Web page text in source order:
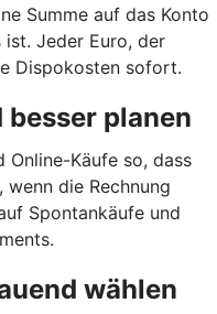
Summe auf das Konto
ist. Jeder Euro, der
Dispokosten sofort.
planen
Online-Käufe so, dass
die Rechnung
Spontankäufe und
wählen